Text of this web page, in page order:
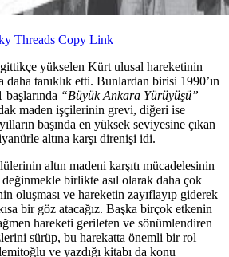
Threads Copy Link
gittikçe yükselen Kürt ulusal hareketinin
daha tanıklık etti. Bunlardan birisi 1990’ın
başlarında “Büyük Ankara Yürüyüşü”
maden işçilerinin grevi, diğeri ise
başında en yüksek seviyesine çıkan
altına karşı direnişi idi.
altın madeni karşıtı mücadelesinin
değinmekle birlikte asıl olarak daha çok
oluşması ve hareketin zayıflayıp giderek
bir göz atacağız. Başka birçok etkenin
hareketi gerileten ve sönümlendiren
sürüp, bu harekatta önemli bir rol
ve yazdığı kitabı da konu